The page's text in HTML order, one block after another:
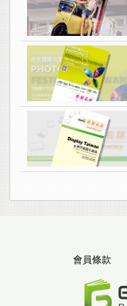
會員條款